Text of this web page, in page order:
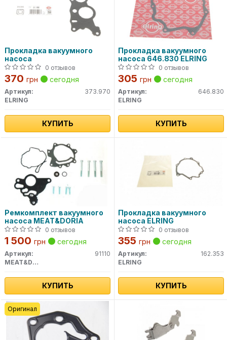
Прокладка вакуумного
насоса
0 отзывов
370 грн сегодня
Артикул:
373.970
ELRING
КУПИТЬ
Прокладка вакуумного
насоса 646.830 ELRING
0 отзывов
305 грн сегодня
Артикул:
646.830
ELRING
КУПИТЬ
Ремкомплект вакуумного
насоса MEAT&DORIA
0 отзывов
1 500 грн сегодня
Артикул:
91110
MEAT&DORIA
КУПИТЬ
Прокладка вакуумного
насоса ELRING
0 отзывов
355 грн сегодня
Артикул:
162.353
ELRING
КУПИТЬ
Оригинал